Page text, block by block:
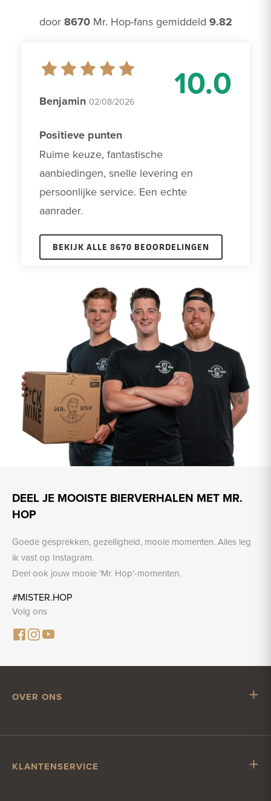
door 8670Mr. Hop-fans gemiddeld 9.82
10.0
Benjamin 02/08/2026
Positieve punten
Ruime keuze, fantastische
aanbiedingen, snelle levering en
persoonlijke service. Een echte
aanrader.
BEKIJK ALLE 8670 BEOORDELINGEN
DEEL JE MOOISTE BIERVERHALEN MET MR.
HOP
Goede gesprekken, gezelligheid, mooie momenten. Alles leg
ik vast op Instagram.
Deel ook jouw mooie 'Mr. Hop'-momenten.
#MISTER.HOP
Volg ons
OVER ONS
Vacatures
KLANTENSERVICE